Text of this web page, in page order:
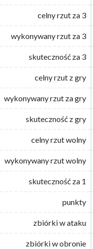
celny rzut za 3
wykonywany rzut za 3
skuteczność za 3
celny rzut z gry
wykonywany rzut za gry
skuteczność z gry
celny rzut wolny
wykonywany rzut wolny
skuteczność za 1
punkty
zbiórki w ataku
zbiórki w obronie
celny rzut za 3
wykonywany rzut za 3
skuteczność za 3
celny rzut z gry
wykonywany rzut za gry
skuteczność z gry
celny rzut wolny
wykonywany rzut wolny
skuteczność za 1
punkty
zbiórki w ataku
zbiórki w obronie